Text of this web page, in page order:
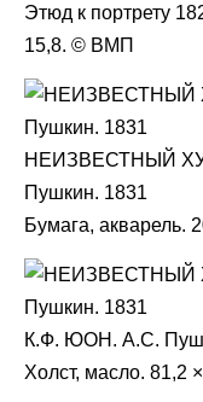
Этюд к портрету
15,8. © ВМП
НЕИЗВЕСТНЫЙ
Пушкин. 1831
Бумага, акварель.
К.Ф. ЮОН. А.С.
Холст, масло. 81,2